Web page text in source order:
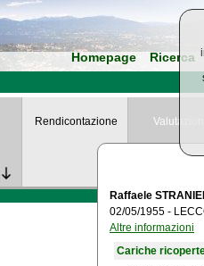
Homepage Ricerca
Rendicontazione Valutazione
Raffaele
02/05/1955 -
Altre informazioni
Cariche